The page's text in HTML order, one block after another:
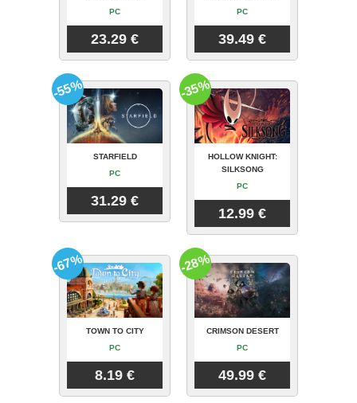
PC
23.29 €
PC
39.49 €
STARFIELD
PC
31.29 €
-55%
HOLLOW KNIGHT:
SILKSONG
PC
12.99 €
-35%
TOWN TO CITY
PC
8.19 €
-67%
CRIMSON DESERT
PC
49.99 €
-28%